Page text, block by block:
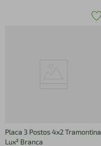
Placa 3 Postos 4x2 Tramontina
Lux² Branca